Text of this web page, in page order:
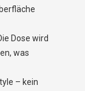
Dose wird
was
– kein